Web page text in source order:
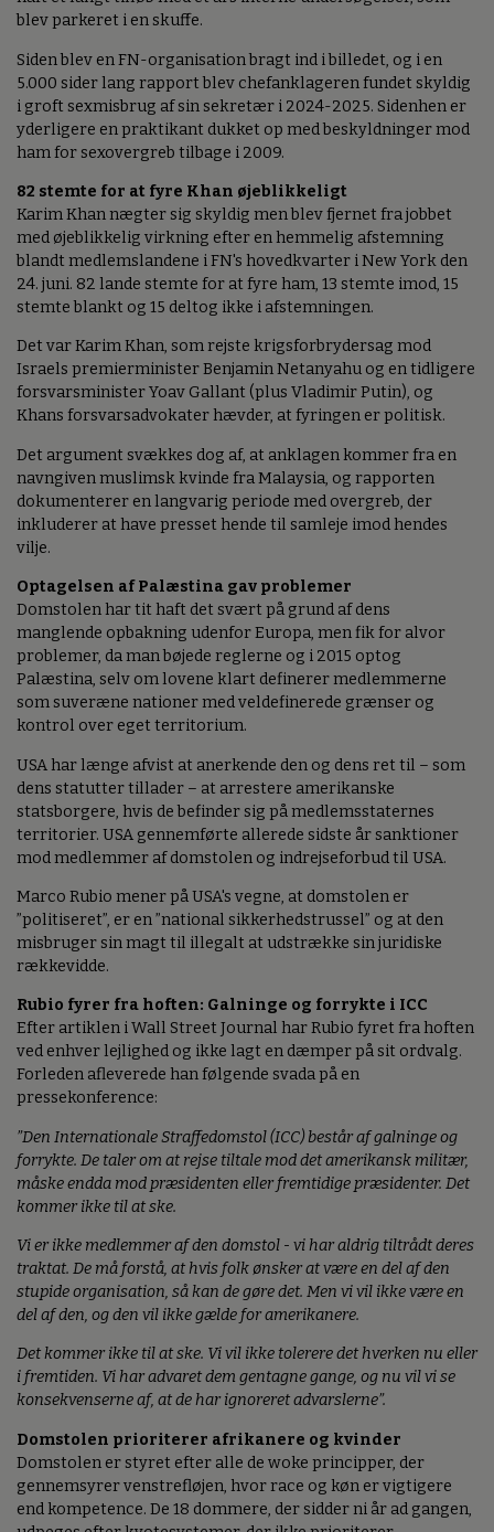
blev parkeret i en skuffe.
Siden blev en FN-organisation bragt ind i billedet, og i en
5.000 sider lang rapport blev chefanklageren fundet skyldig
i groft sexmisbrug af sin sekretær i 2024-2025. Sidenhen er
yderligere en praktikant dukket op med beskyldninger mod
ham for sexovergreb tilbage i 2009.
82 stemte for at fyre Khan øjeblikkeligt
Karim Khan nægter sig skyldig men blev fjernet fra jobbet
med øjeblikkelig virkning efter en hemmelig afstemning
blandt medlemslandene i FN's hovedkvarter i New York den
24. juni. 82 lande stemte for at fyre ham, 13 stemte imod, 15
stemte blankt og 15 deltog ikke i afstemningen.
Det var Karim Khan, som rejste krigsforbrydersag mod
Israels premierminister Benjamin Netanyahu og en tidligere
forsvarsminister Yoav Gallant (plus Vladimir Putin), og
Khans forsvarsadvokater hævder, at fyringen er politisk.
Det argument svækkes dog af, at anklagen kommer fra en
navngiven muslimsk kvinde fra Malaysia, og rapporten
dokumenterer en langvarig periode med overgreb, der
inkluderer at have presset hende til samleje imod hendes
vilje.
Optagelsen af Palæstina gav problemer
Domstolen har tit haft det svært på grund af dens
manglende opbakning udenfor Europa, men fik for alvor
problemer, da man bøjede reglerne og i 2015 optog
Palæstina, selv om lovene klart definerer medlemmerne
som suveræne nationer med veldefinerede grænser og
kontrol over eget territorium.
USA har længe afvist at anerkende den og dens ret til – som
dens statutter tillader – at arrestere amerikanske
statsborgere, hvis de befinder sig på medlemsstaternes
territorier. USA gennemførte allerede sidste år sanktioner
mod medlemmer af domstolen og indrejseforbud til USA.
Marco Rubio mener på USA's vegne, at domstolen er
”politiseret”, er en ”national sikkerhedstrussel” og at den
misbruger sin magt til illegalt at udstrække sin juridiske
rækkevidde.
Rubio fyrer fra hoften: Galninge og forrykte i ICC
Efter artiklen i Wall Street Journal har Rubio fyret fra hoften
ved enhver lejlighed og ikke lagt en dæmper på sit ordvalg.
Forleden afleverede han følgende svada på en
pressekonference:
”Den Internationale Straffedomstol (ICC) består af galninge og
forrykte. De taler om at rejse tiltale mod det amerikansk militær,
måske endda mod præsidenten eller fremtidige præsidenter. Det
kommer ikke til at ske.
Vi er ikke medlemmer af den domstol - vi har aldrig tiltrådt deres
traktat. De må forstå, at hvis folk ønsker at være en del af den
stupide organisation, så kan de gøre det. Men vi vil ikke være en
del af den, og den vil ikke gælde for amerikanere.
Det kommer ikke til at ske. Vi vil ikke tolerere det hverken nu eller
i fremtiden. Vi har advaret dem gentagne gange, og nu vil vi se
konsekvenserne af, at de har ignoreret advarslerne”.
Domstolen prioriterer afrikanere og kvinder
Domstolen er styret efter alle de woke principper, der
gennemsyrer venstrefløjen, hvor race og køn er vigtigere
end kompetence. De 18 dommere, der sidder ni år ad gangen,